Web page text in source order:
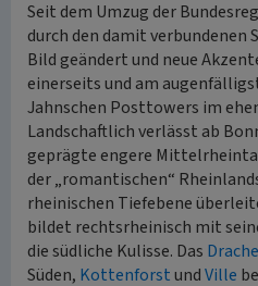
Seit dem Umzug der
durch den damit verbundenen
Bild geändert und neue
einerseits und am
Jahnschen Posttowers im
Landschaftlich verlässt ab
geprägte engere
der „romantischen“
rheinischen Tiefebene
bildet rechtsrheinisch mit
die südliche Kulisse. Das
Süden, KottenforstundVille